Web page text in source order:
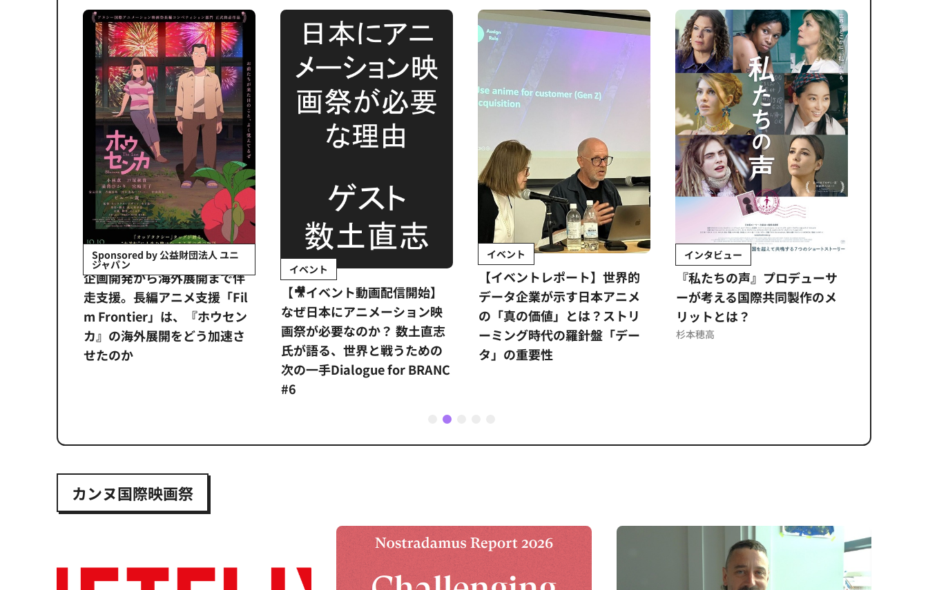
Sponsored by 公益財団法人 ユニ
ジャパン
企画開発から海外展開まで伴
走支援。長編アニメ支援「Fil
m Frontier」は、『ホウセン
カ』の海外展開をどう加速さ
せたのか
イベント
【🎥イベント動画配信開始】
なぜ日本にアニメーション映
画祭が必要なのか？ 数土直志
氏が語る、世界と戦うための
次の一手Dialogue for BRANC
#6
イベント
【イベントレポート】世界的
データ企業が示す日本アニメ
の「真の価値」とは？ストリ
ーミング時代の羅針盤「デー
タ」の重要性
インタビュー
『私たちの声』プロデューサ
ーが考える国際共同製作のメ
リットとは？
杉本穂高
1 2
カンヌ国際映画祭